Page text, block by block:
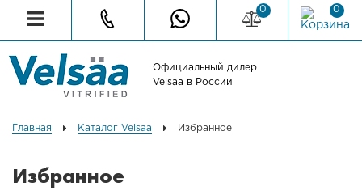
0 0
Официальный дилер
Velsaa в России
Главная Каталог Velsaa Избранное
Избранное